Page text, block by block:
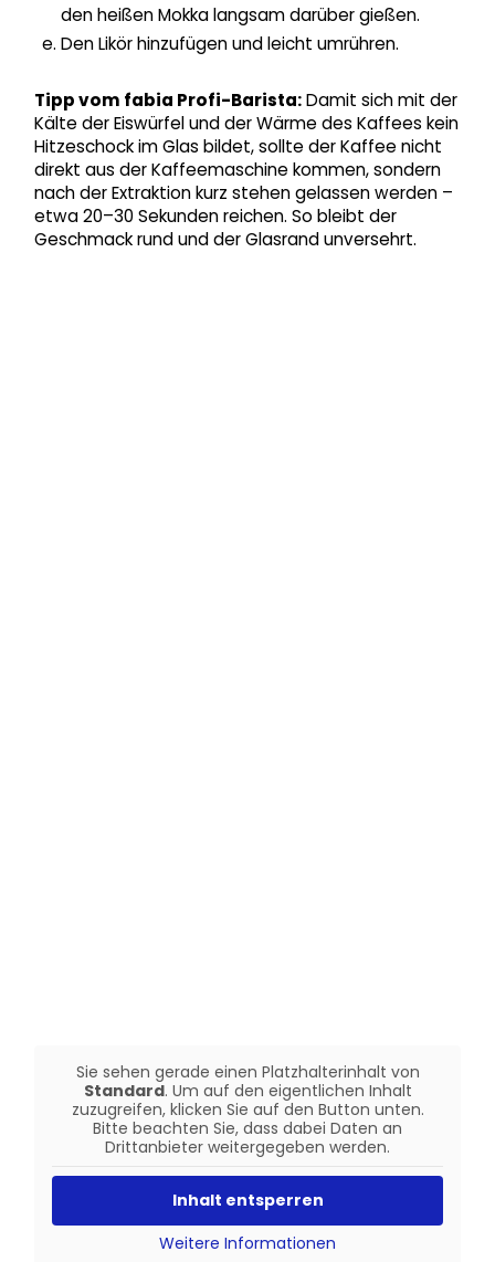
den heißen Mokka langsam darüber gießen.
Den Likör hinzufügen und leicht umrühren.
Tipp vom fabia Profi-Barista:Damit sich mit der
Kälte der Eiswürfel und der Wärme des Kaffees kein
Hitzeschock im Glas bildet, sollte der Kaffee nicht
direkt aus der Kaffeemaschine kommen, sondern
nach der Extraktion kurz stehen gelassen werden –
etwa 20–30 Sekunden reichen. So bleibt der
Geschmack rund und der Glasrand unversehrt.
Sie sehen gerade einen Platzhalterinhalt von
Standard. Um auf den eigentlichen Inhalt
zuzugreifen, klicken Sie auf den Button unten.
Bitte beachten Sie, dass dabei Daten an
Drittanbieter weitergegeben werden.
Inhalt entsperren
Weitere Informationen